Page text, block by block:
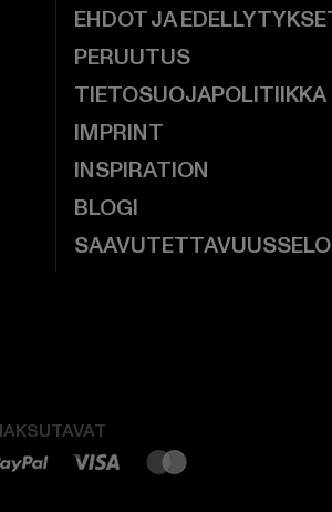
EHDOT JA
PERUUTUS
TIETOSUOJAPOLITIIKKA
IMPRINT
INSPIRATION
BLOGI